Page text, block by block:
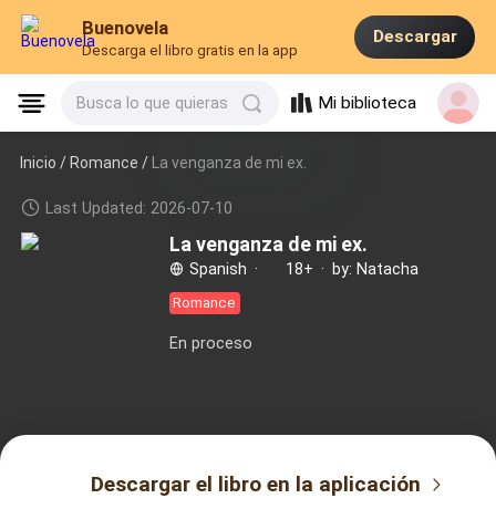
Buenovela
Descarga el libro gratis en la app
Descargar
Busca lo que quieras Mi biblioteca
Inicio /Romance / La venganza de mi ex.
Last Updated: 2026-07-10
La venganza de mi ex.
Spanish · 18+ · by: Natacha
Romance
En proceso
Descargar el libro en la aplicación